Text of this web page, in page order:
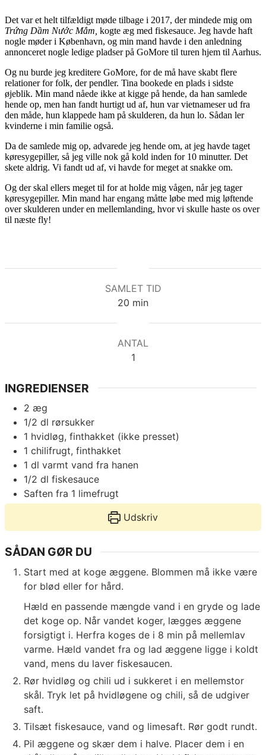
Det var et helt tilfældigt møde tilbage i 2017, der mindede mig om
Trứng Dầm Nước Mắm, kogte æg med fiskesauce. Jeg havde haft
nogle møder i København, og min mand havde i den anledning
annonceret nogle ledige pladser på GoMore til turen hjem til Aarhus.
Og nu burde jeg kreditere GoMore, for de må have skabt flere
relationer for folk, der pendler. Tina bookede en plads i sidste
øjeblik. Min mand nåede ikke at kigge på hende, da han samlede
hende op, men han fandt hurtigt ud af, hun var vietnameser ud fra
den måde, hun klappede ham på skulderen, da hun lo. Sådan ler
kvinderne i min familie også.
Da de samlede mig op, advarede jeg hende om, at jeg havde taget
køresygepiller, så jeg ville nok gå kold inden for 10 minutter. Det
skete aldrig. Vi fandt ud af, vi havde for meget at snakke om.
Og der skal ellers meget til for at holde mig vågen, når jeg tager
køresygepiller. Min mand har engang måtte løbe med mig løftende
over skulderen under en mellemlanding, hvor vi skulle haste os over
til næste fly!
SAMLET TID
20 minutter
min
ANTAL
1
INGREDIENSER
2 æg
1/2 dl rørsukker
1 hvidløg, finthakket (ikke presset)
1 chilifrugt, finthakket
1 dl varmt vand fra hanen
1/2 dl fiskesauce
Saften fra 1 limefrugt
Udskriv
SÅDAN GØR DU
Start med at koge æggene. Blommen må ikke være
for blød eller for hård.
Hæld en passende mængde vand i en gryde og lade
det koge op. Når vandet koger, lægges æggene
forsigtigt i. Herfra koges de i 8 min på mellemlav
varme. Hæld vandet fra og lad æggene ligge i koldt
vand, mens du laver fiskesaucen.
Rør hvidløg og chili ud i sukkeret i en mellemstor
skål. Tryk let på hvidløgene og chili, så de udgiver
saft.
Tilsæt fiskesauce, vand og limesaft. Rør godt rundt.
Pil æggene og skær dem i halve. Placer dem i en